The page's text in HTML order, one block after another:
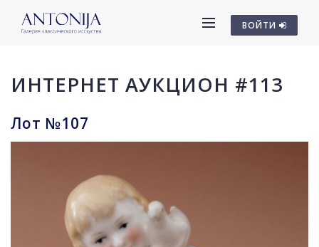
ВОЙТИ
ИНТЕРНЕТ АУКЦИОН #113
Лот №107